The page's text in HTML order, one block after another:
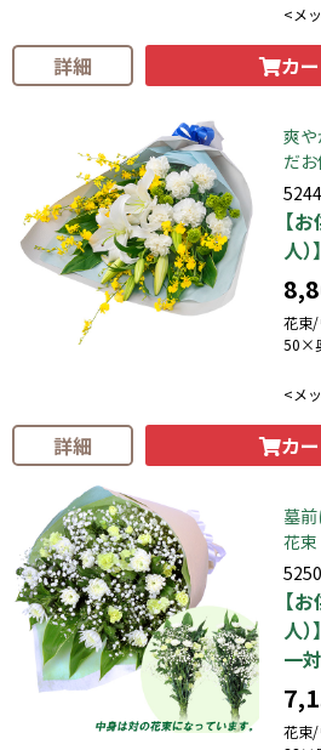
<メ
詳細 カ
爽
だ
【
人
花束
50×
<メ
詳細 カ
墓
花束
【
人
一対
花束